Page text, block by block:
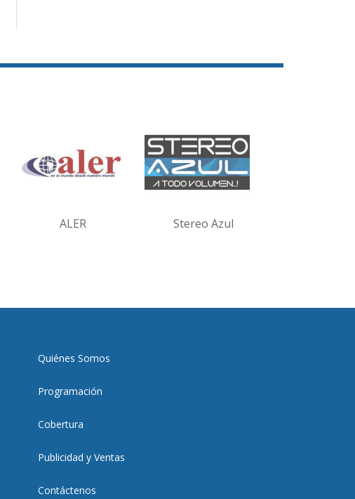
ALER Stereo Azul
Quiénes Somos
Programación
Cobertura
Publicidad y Ventas
Contáctenos